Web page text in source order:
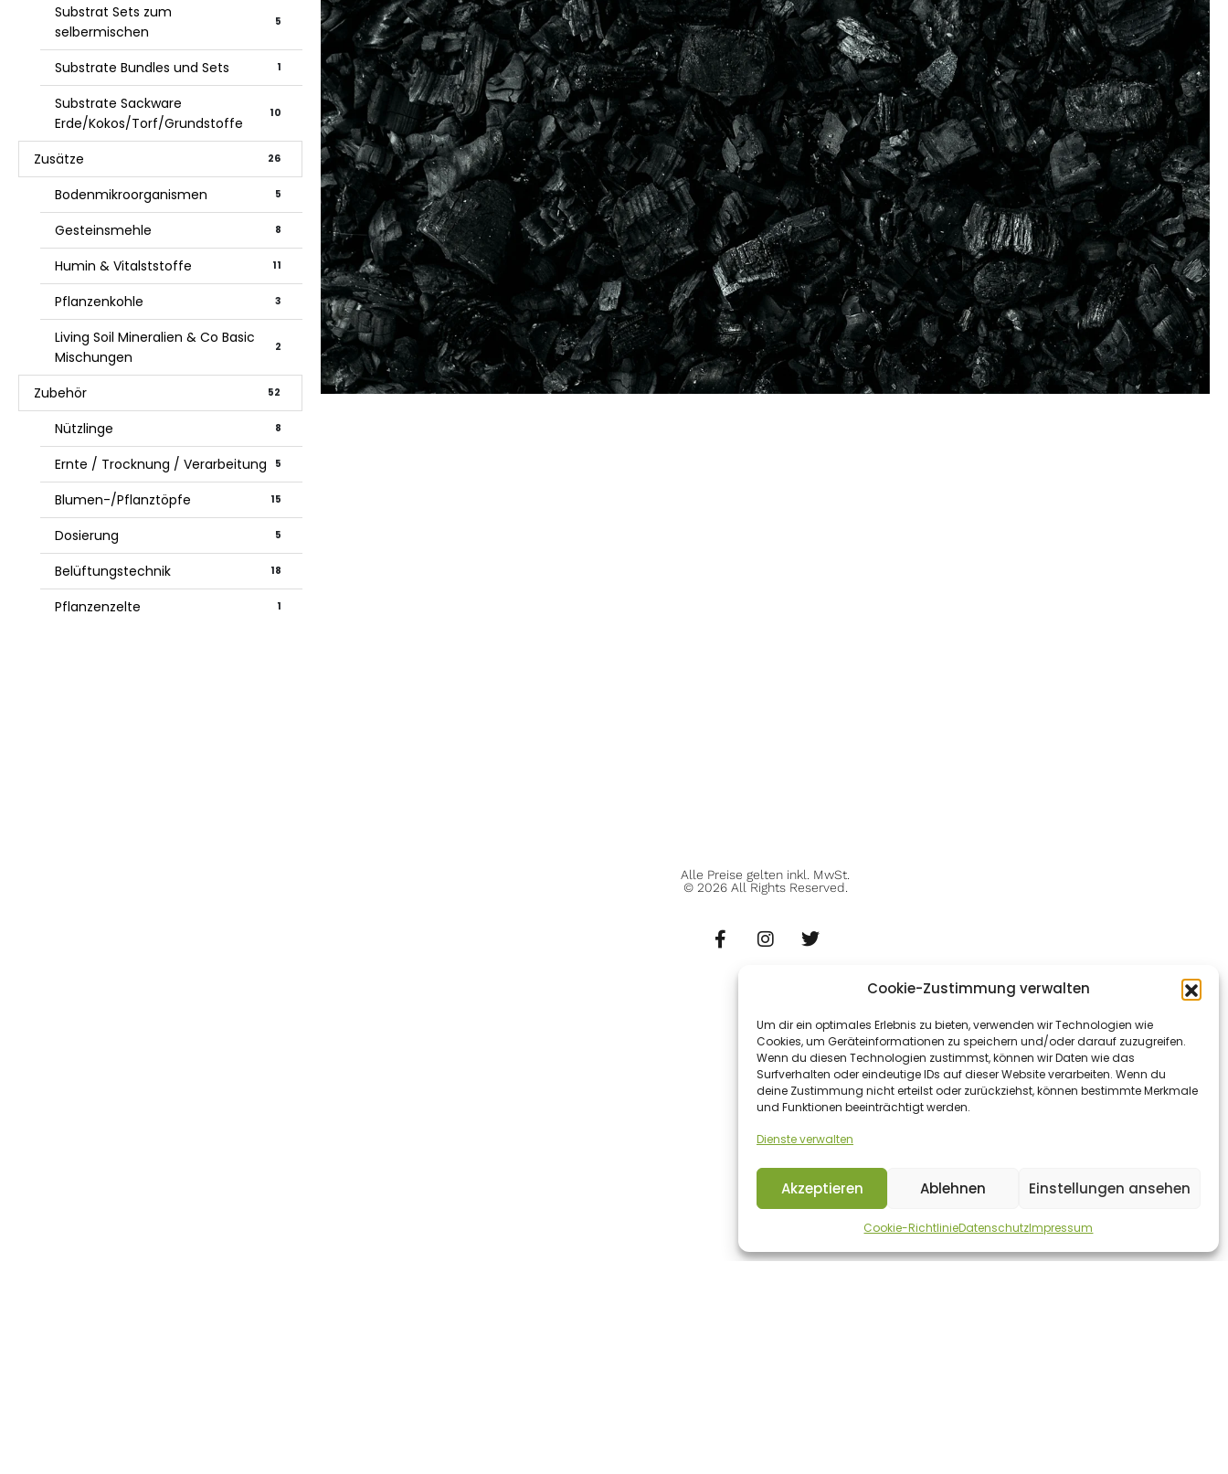
Cookie-Zustimmung verwalten
Um dir ein optimales Erlebnis zu bieten, verwenden wir Technologien wie
Cookies, um Geräteinformationen zu speichern und/oder darauf zuzugreifen.
Wenn du diesen Technologien zustimmst, können wir Daten wie das
Surfverhalten oder eindeutige IDs auf dieser Website verarbeiten. Wenn du
deine Zustimmung nicht erteilst oder zurückziehst, können bestimmte Merkmale
und Funktionen beeinträchtigt werden.
Dienste verwalten
Akzeptieren Ablehnen Einstellungen ansehen
Cookie-RichtlinieDatenschutzImpressum
Alle Preise gelten inkl. MwSt.
© 2026 All Rights Reserved.
Substrat Sets zum
selbermischen
5
Substrate Bundles und Sets 1
Substrate Sackware
Erde/Kokos/Torf/Grundstoffe
10
Zusätze 26
Bodenmikroorganismen 5
Gesteinsmehle 8
Humin & Vitalststoffe 11
Pflanzenkohle 3
Living Soil Mineralien & Co Basic
Mischungen
2
Zubehör 52
Nützlinge 8
Ernte / Trocknung / Verarbeitung 5
Blumen-/Pflanztöpfe 15
Dosierung 5
Belüftungstechnik 18
Pflanzenzelte 1